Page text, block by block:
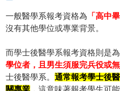
一般醫學系報考資格為 「高中
沒有其他學位或專業背景。
而學士後醫學系報考資格則是為
學位者，且男生須服完兵役或無
士後醫學系。通常報考學士後
關專業 ，這意味著報考學生可